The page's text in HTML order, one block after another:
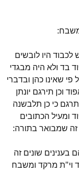
משבח:
היו לובשים
בד ולא היה מבגדי
שאינו כהן ובדברי
וכן תירגם יונתן
כי כן תלבשנה
ומעיל הכתובים
זה שמבואר בתורה:
שונים זה
וי"ת מרקד ומשבח